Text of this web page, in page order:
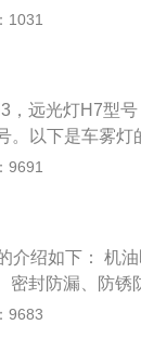
期为3年左右
、当发电机过载
向用电设备供
5、当发电机端
起来，也就是进
1031
，远光灯H7型
。以下是车雾灯
见度较低的环
，不会因雾气
的天气，前后雾
9691
介绍如下： 机
密封防漏、防锈
剂两部分组成
9683